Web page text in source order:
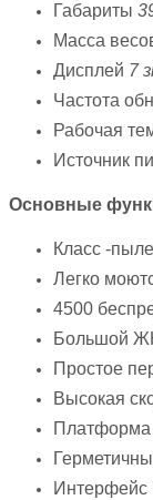
Габариты
Масса
Дисплей 7
Частота
Рабочая
Источник
Основные
Класс -
Легко
4500
Большой
Простое
Высокая
Платформа
Интерфейс